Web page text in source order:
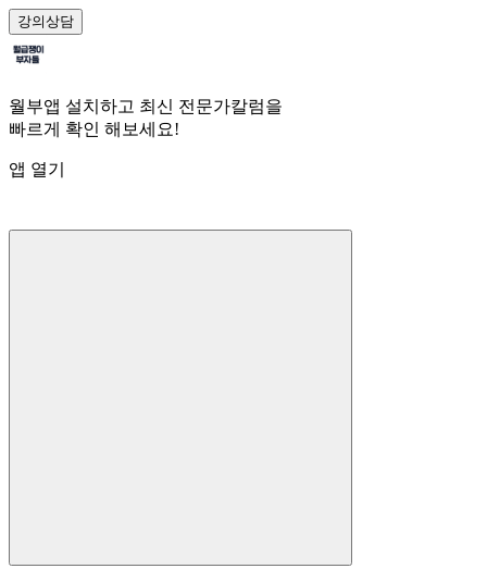
강의상담
월부앱 설치하고 최신 전문가칼럼을
빠르게 확인 해보세요!
앱 열기